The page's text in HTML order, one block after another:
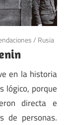
/ Rusia
en la historia
lógico, porque
directa e
de personas.